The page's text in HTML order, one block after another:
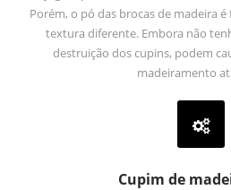
Porém, o pó das brocas de madeira
textura diferente. Embora não
destruição dos cupins, podem
madeiramento
Cupim de